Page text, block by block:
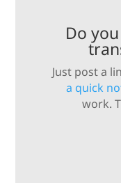
Do
Just post a
a quick
work.